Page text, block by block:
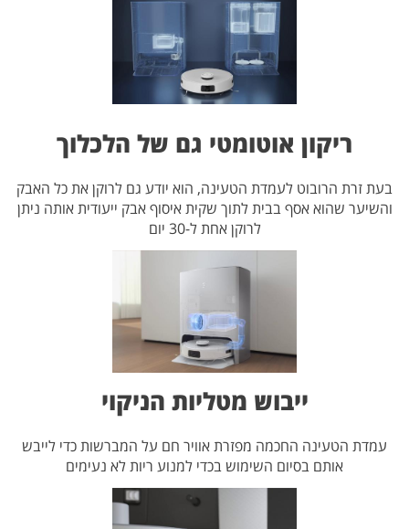
ריקון אוטומטי גם של הלכלוך
בעת זרת הרובוט לעמדת הטעינה, הוא יודע גם לרוקן את כל האבק
והשיער שהוא אסף בבית לתוך שקית איסוף אבק ייעודית אותה ניתן
לרוקן אחת ל-30 יום
ייבוש מטליות הניקוי
עמדת הטעינה החכמה מפזרת אוויר חם על המברשות כדי לייבש
אותם בסיום השימוש בכדי למנוע ריות לא נעימים